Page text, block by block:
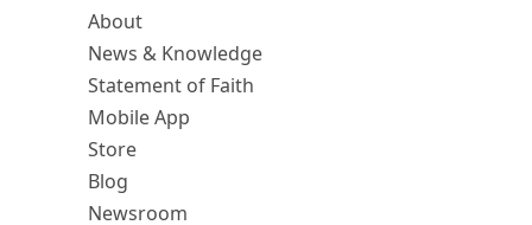
About
News & Knowledge
Statement of Faith
Mobile App
Store
Blog
Newsroom